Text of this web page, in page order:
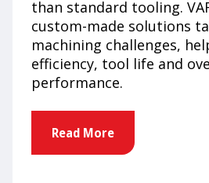
than standard tooling.
custom-made solutions
machining challenges,
efficiency, tool life and
performance.
Read More